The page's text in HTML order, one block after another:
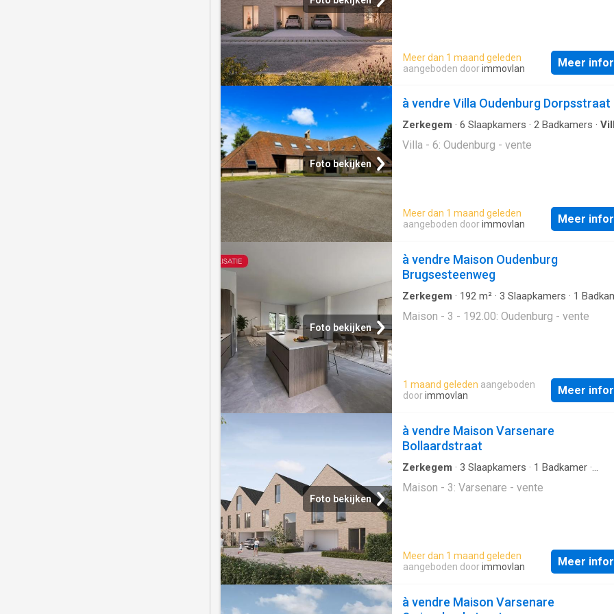
kan je verkrijgen via 0470/51 04 09 of mail
Meer dan 1 maand geleden
aangeboden doorimmovlan Meer
Foto bekijken
à vendre Villa Oudenburg Dorpsstraat
Zerkegem · 6 Slaapkamers · 2 Badkamers ·
Villa - 6: Oudenburg - vente
Meer dan 1 maand geleden
aangeboden doorimmovlan Meer
Foto bekijken
à vendre Maison Oudenburg
Brugsesteenweg
Zerkegem · 192 m² · 3 Slaapkamers · 1
Maison - 3 - 192.00: Oudenburg - vente
1 maand geleden aangeboden
doorimmovlan Meer
Foto bekijken
à vendre Maison Varsenare
Bollaardstraat
Zerkegem · 3 Slaapkamers · 1 Badkamer ·
Maison - 3: Varsenare - vente
Meer dan 1 maand geleden
aangeboden doorimmovlan Meer
à vendre Maison Varsenare